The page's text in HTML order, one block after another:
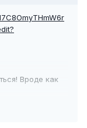
Вроде как